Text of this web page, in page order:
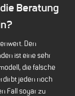
Beratung
Den
ist eine sehr
die falsche
jeden noch
Fall sogar zu